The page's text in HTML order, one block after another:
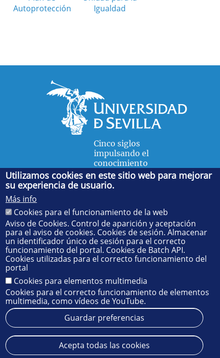
Autoprotección
Igualdad
Cinco siglos
impulsando el
conocimiento
FACULTAD DE FÍSICA
Avda. de la Reina Mercedes, s/n. 41012 Sevilla. Tel.:
55 28 91. Administración:administradorfisica@us.es
Secretaría:jsecfisi@us.es- Decanato:ffisaog@us.es
Aviso legal Protección de datos
Cookies
© 2025SIC - Universidad de Sevilla
Utilizamos cookies en este sitio web para mejorar
su experiencia de usuario.
Más info
Cookies para el funcionamiento de la web
Aviso de Cookies. Control de aparición y aceptación
para el aviso de cookies. Cookies de sesión. Almacenar
un identificador único de sesión para el correcto
funcionamiento del portal. Cookies de Batch API.
Cookies utilizadas para el correcto funcionamiento del
portal
Cookies para elementos multimedia
Cookies para el correcto funcionamiento de elementos
multimedia, como vídeos de YouTube.
Guardar preferencias
Acepta todas las cookies